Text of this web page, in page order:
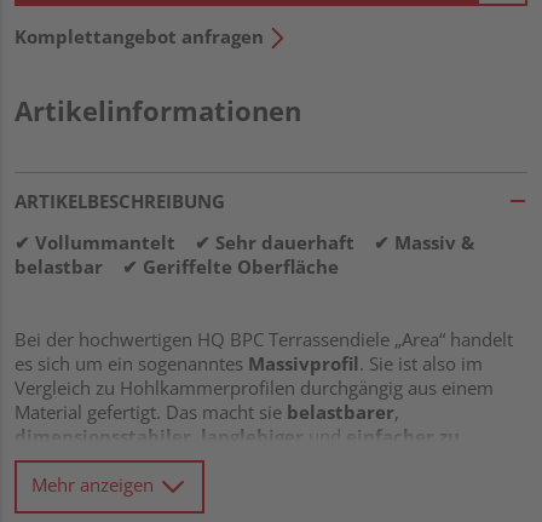
Komplettangebot anfragen
Artikelinformationen
ARTIKELBESCHREIBUNG
✔ Vollummantelt ✔ Sehr dauerhaft ✔ Massiv &
belastbar ✔ Geriffelte Oberfläche
Bei der hochwertigen HQ BPC Terrassendiele „Area“ handelt
es sich um ein sogenanntes Massivprofil. Sie ist also im
Vergleich zu Hohlkammerprofilen durchgängig aus einem
Material gefertigt. Das macht sie belastbarer,
dimensionsstabiler
langlebiger und einfacher zu
verarbeiten. Darüber hinaus bringt das Element beste
Voraussetzungen für den Einsatz im
denn es ist aus BPC (Bamboo Plastic Composite) gefertigt und
Mehr anzeigen